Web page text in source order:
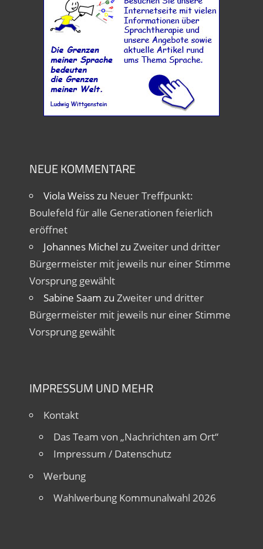
NEUE KOMMENTARE
Viola Weisszu Neuer Treffpunkt:
Boulefeld für alle Generationen feierlich
eröffnet
Johannes Michel zu Zweiter und dritter
Bürgermeister mit jeweils nur einer Stimme
Vorsprung gewählt
Sabine Saam zu Zweiter und dritter
Bürgermeister mit jeweils nur einer Stimme
Vorsprung gewählt
IMPRESSUM UND MEHR
Kontakt
Das Team von „Nachrichten am Ort“
Impressum / Datenschutz
Werbung
Wahlwerbung Kommunalwahl 2026